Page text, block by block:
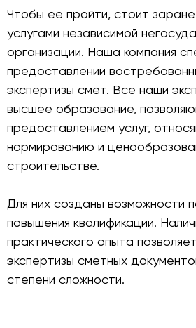
Чтобы ее пройти, стоит
услугами независимой
организации. Наша компания
предоставлении
экспертизы смет. Все наши
высшее образование,
предоставлением услуг,
нормированию и
строительстве.
Для них созданы возможности
повышения квалификации.
практического опыта
экспертизы сметных
степени сложности.